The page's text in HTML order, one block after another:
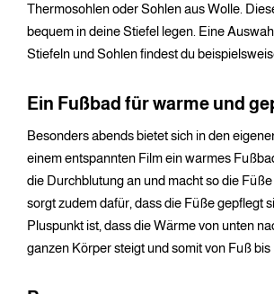
Thermosohlen oder Sohlen aus Wolle.
bequem in deine Stiefel legen. Eine
Stiefeln und Sohlen findest du
Ein Fußbad für warme und
Besonders abends bietet sich in den
einem entspannten Film ein warmes
die Durchblutung an und macht so die
sorgt zudem dafür, dass die Füße gepflegt
Pluspunkt ist, dass die Wärme von unten
ganzen Körper steigt und somit von Fuß bis